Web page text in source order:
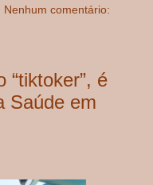
Nenhum comentário:
“tiktoker”, é
Saúde em